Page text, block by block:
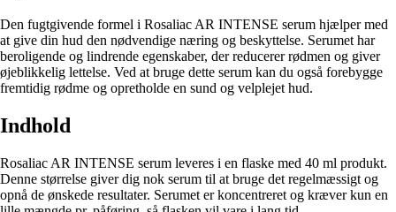
Den fugtgivende formel i Rosaliac AR INTENSE serum hjælper med
at give din hud den nødvendige næring og beskyttelse. Serumet har
beroligende og lindrende egenskaber, der reducerer rødmen og giver
øjeblikkelig lettelse. Ved at bruge dette serum kan du også forebygge
fremtidig rødme og opretholde en sund og velplejet hud.
Indhold
Rosaliac AR INTENSE serum leveres i en flaske med 40 ml produkt.
Denne størrelse giver dig nok serum til at bruge det regelmæssigt og
opnå de ønskede resultater. Serumet er koncentreret og kræver kun en